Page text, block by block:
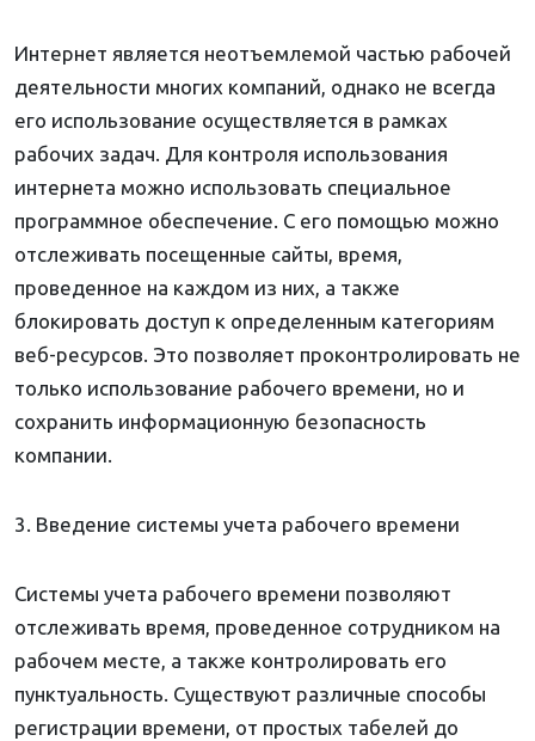
Интернет является неотъемлемой частью рабочей
деятельности многих компаний, однако не всегда
его использование осуществляется в рамках
рабочих задач. Для контроля использования
интернета можно использовать специальное
программное обеспечение. С его помощью можно
отслеживать посещенные сайты, время,
проведенное на каждом из них, а также
блокировать доступ к определенным категориям
веб-ресурсов. Это позволяет проконтролировать не
только использование рабочего времени, но и
сохранить информационную безопасность
компании.
3. Введение системы учета рабочего времени
Системы учета рабочего времени позволяют
отслеживать время, проведенное сотрудником на
рабочем месте, а также контролировать его
пунктуальность. Существуют различные способы
регистрации времени, от простых табелей до